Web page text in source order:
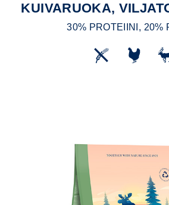
KUIVARUOKA,
30% PROTEIINI, 20%